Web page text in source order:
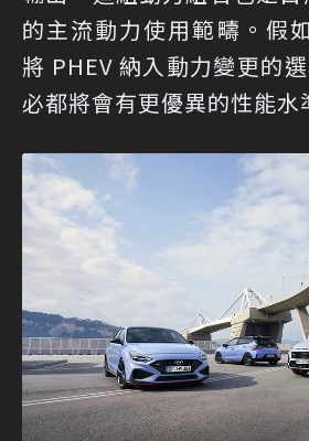
的主流動力使用範疇。假
將 PHEV 納入動力變更的
必都將會有更優異的性能水